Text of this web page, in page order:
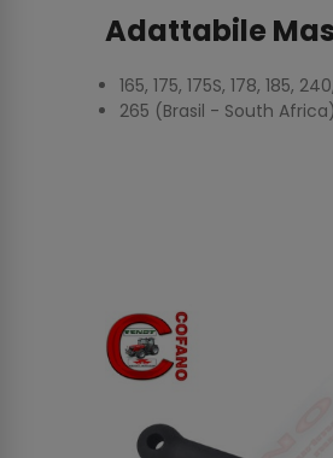
Adattabile
165, 175, 175S, 178, 185,
265 (Brasil - South